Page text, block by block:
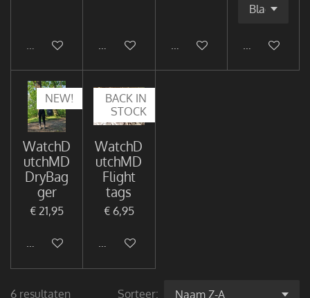
Uitverkocht In winkelwagen In winkelwagen In
NEW!
WatchD
utchMD
DryBag
ger
€ 21,95
In winkelwagen
BACK IN
STOCK
WatchD
utchMD
Flight
tags
€ 6,95
In winkelwagen
6 resultaten Sorteer: